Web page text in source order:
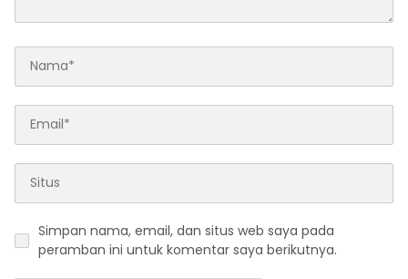
Simpan nama, email, dan situs web saya pada
peramban ini untuk komentar saya berikutnya.